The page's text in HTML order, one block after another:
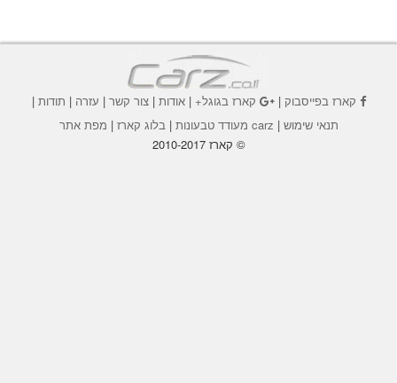
קארז בפייסבוק| קארז בגוגל+|אודות |צור קשר | עזרה | תודות |
תנאי שימוש | carz מעודד טבעונות | בלוג קארז | מפת אתר
© קארז 2010-2017